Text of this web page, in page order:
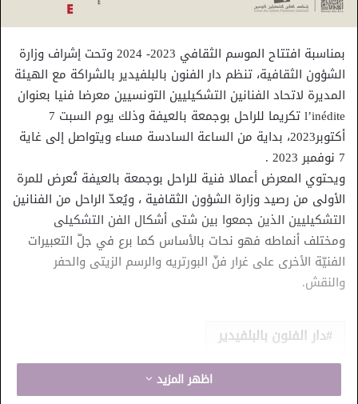
بمناسبة افتتاح الموسم الثقافي 2023- 2024 وتحت إشراف وزارة
الشؤون الثقافية، تنظم دار الفنون بالبلفيدير بالشراكة مع الهيئة
المديرة لاتحاد الفنانين التشكيليين التونسيين معرضا فنيا بعنوان
l’inédite تكريما للراحل بوجمعة بالعيفة وذلك يوم السبت 7
أكتوبر2023، بداية من الساعة السادسة مساء ويتواصل إلى غاية
7 نوفمبر 2023 .
ويحتوي المعرض أعمالا فنية للراحل بوجمعة بالعيفة تُعرض للمرة
الأولى من رصيد وزارة الشؤون الثقافية ، ويُعدّ الراحل من الفنانين
التشكيليين الذين جمعوا بين شتى أشكال الفن التشكيلى
ومختلف أنماطه فهو نحات بالأساس كما برع في جلّ التعبيرات
الفنيّة الأخرى على غرار فنّ البورتريه والرسم الزيتى والحفر
والنقش.
دار الفنون بالبلفيدير
اظهر المزيد